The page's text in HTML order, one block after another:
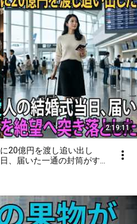
2:19:11
20億円を渡し追い出し
、届いた一通の封筒がすべ
る話 | スカッとする話